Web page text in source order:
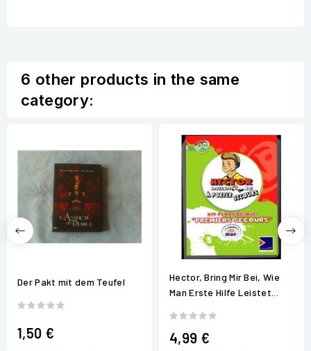
6 other products in the same
category:
Der Pakt mit dem Teufel
1,50 €
Hector, Bring Mir Bei, Wie
Man Erste Hilfe Leistet...
4,99 €